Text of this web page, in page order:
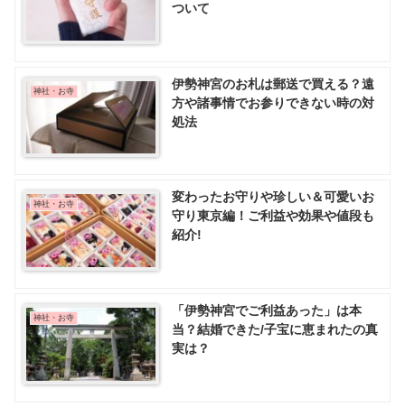
ついて
神社・お寺
伊勢神宮のお札は郵送で買える？遠
方や諸事情でお参りできない時の対
処法
神社・お寺
変わったお守りや珍しい＆可愛いお
守り東京編！ご利益や効果や値段も
紹介!
神社・お寺
「伊勢神宮でご利益あった」は本
当？結婚できた/子宝に恵まれたの真
実は？